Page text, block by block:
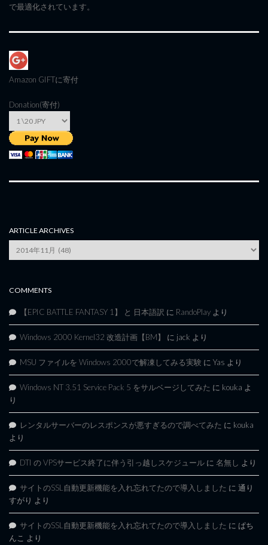
で最適化されています。
Amazon GIFTに寄付
Donation(寄付)
ARTICLE ARCHIVES
Archives
COMMENTS
【EPIC BATTLE FANTASY 1】 と 日本語訳 に RandoPlay より
Windows 2000 Kernel32 改造計画【BM】 に jack より
MSU ファイルを Windows 2000で解凍してみる実験 に Yas より
Windows NT 3.51 Service Pack 5 をサルベージしてみた に kouka よ
り
レンタルサーバーのレスポンスが悪すぎるので調べてみた に kouka
より
DTI の VPSサービス終了に伴う引っ越しスケジュール に 名無し より
サイトのSSL自動更新機能を入れ忘れてたので導入しました に 通り
すがり より
サイトのSSL自動更新機能を入れ忘れてたので導入しました に ぱち
んこ より